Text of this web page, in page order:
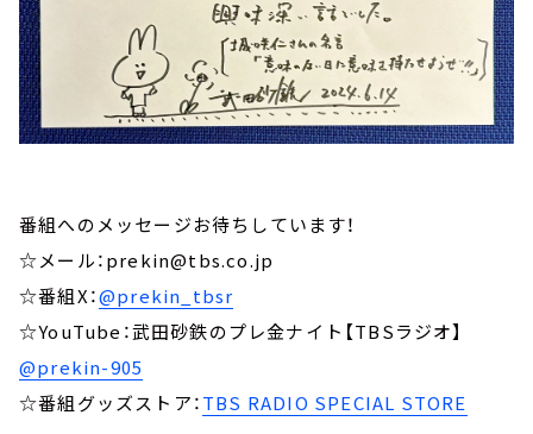
番組へのメッセージお待ちしています！
☆メール：prekin@tbs.co.jp
☆番組X：@prekin_tbsr
☆YouTube：武田砂鉄のプレ金ナイト【TBSラジオ】
@prekin-905
☆番組グッズストア：TBS RADIO SPECIAL STORE